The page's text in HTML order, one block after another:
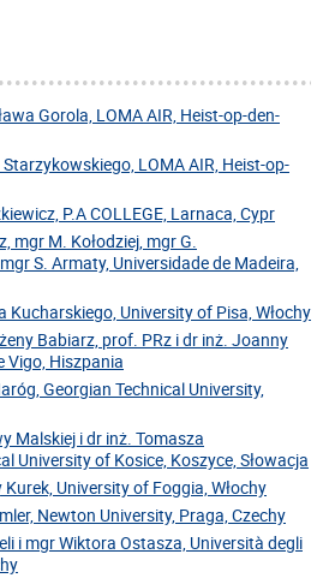
Gorola, LOMA AIR, Heist-op-den-
LOMA AIR, Heist-op-
P.A COLLEGE, Larnaca, Cypr
mgr M. Kołodziej, mgr G.
S. Armaty, Universidade de Madeira,
Kucharskiego, University of Pisa, Włochy
Babiarz, prof. PRz i dr inż. Joanny
Vigo, Hiszpania
Georgian Technical University,
Malskiej i dr inż. Tomasza
University of Kosice, Koszyce, Słowacja
University of Foggia, Włochy
Newton University, Praga, Czechy
i mgr Wiktora Ostasza, Università degli